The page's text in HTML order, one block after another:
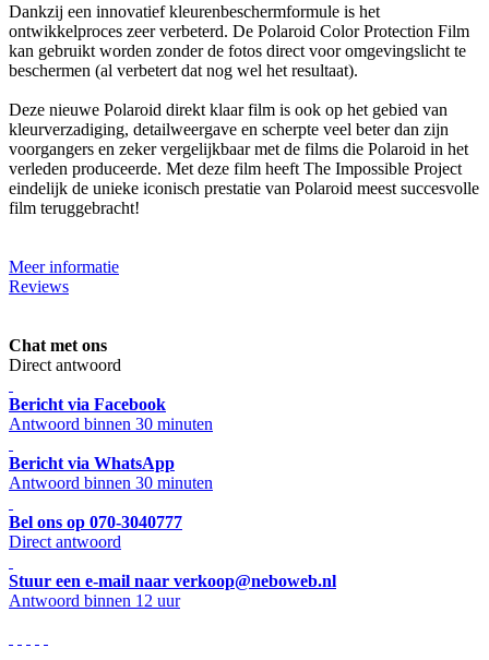
Dankzij een innovatief kleurenbeschermformule is het
ontwikkelproces zeer verbeterd. De Polaroid Color Protection Film
kan gebruikt worden zonder de fotos direct voor omgevingslicht te
beschermen (al verbetert dat nog wel het resultaat).
Deze nieuwe Polaroid direkt klaar film is ook op het gebied van
kleurverzadiging, detailweergave en scherpte veel beter dan zijn
voorgangers en zeker vergelijkbaar met de films die Polaroid in het
verleden produceerde. Met deze film heeft The Impossible Project
eindelijk de unieke iconisch prestatie van Polaroid meest succesvolle
film teruggebracht!
Meer informatie
Reviews
Chat met ons
Direct antwoord
Bericht via Facebook
Antwoord binnen 30 minuten
Bericht via WhatsApp
Antwoord binnen 30 minuten
Bel ons op 070-3040777
Direct antwoord
Stuur een e-mail naar verkoop@neboweb.nl
Antwoord binnen 12 uur